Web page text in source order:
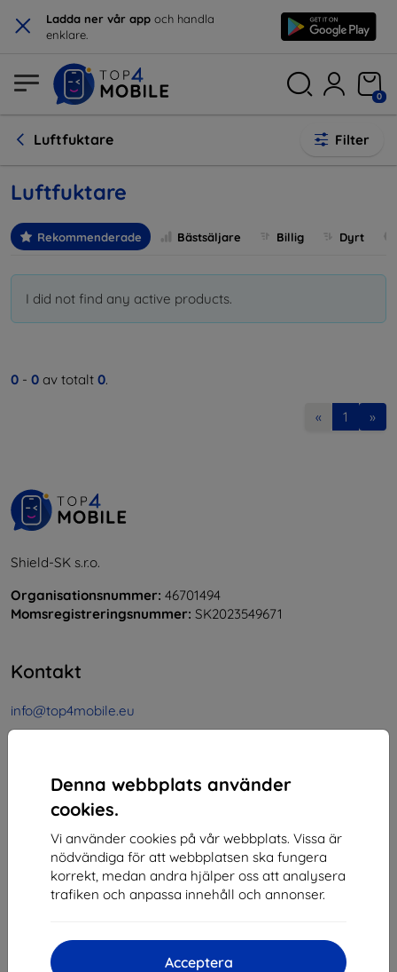
× Ladda ner vår app och handla
enklare.
Denna webbplats använder
cookies.
Vi använder cookies på vår webbplats. Vissa är
nödvändiga för att webbplatsen ska fungera
korrekt, medan andra hjälper oss att analysera
trafiken och anpassa innehåll och annonser.
Acceptera
0
Luftfuktare Filter
Luftfuktare
Rekommenderade Bästsäljare Billig Dyrt
I did not find any active products.
0 - 0 av totalt 0.
« 1 »
Shield-SK s.r.o.
Organisationsnummer: 46701494
Momsregistreringsnummer: SK2023549671
Kontakt
info@top4mobile.eu
Måndag till fredag:
På nätet 8:00 - 16:00
Lördag och söndag:
Handla
Frakt och betalning